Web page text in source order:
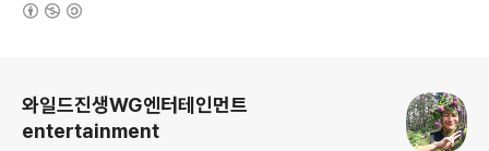
와일드진생WG엔터테인먼트
entertainment